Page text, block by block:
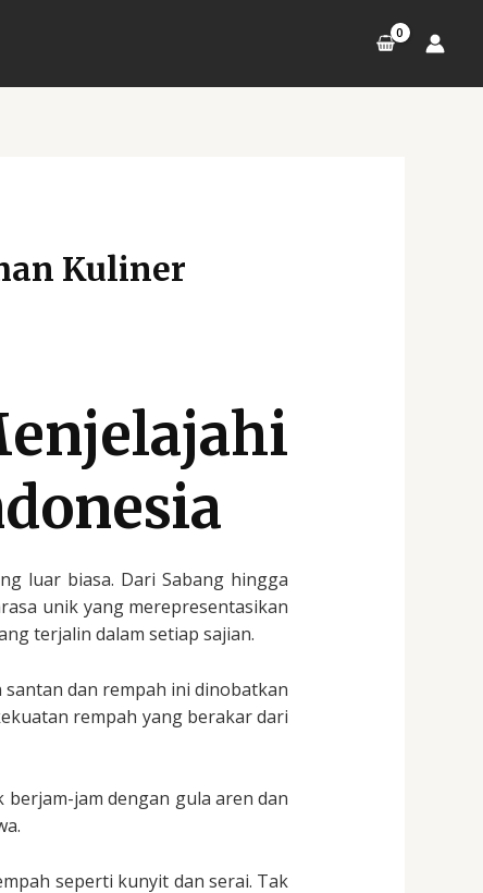
Kuliner
luar biasa. Dari Sabang hingga
unik yang merepresentasikan
terjalin dalam setiap sajian.
dan rempah ini dinobatkan
rempah yang berakar dari
jam dengan gula aren dan
seperti kunyit dan serai. Tak